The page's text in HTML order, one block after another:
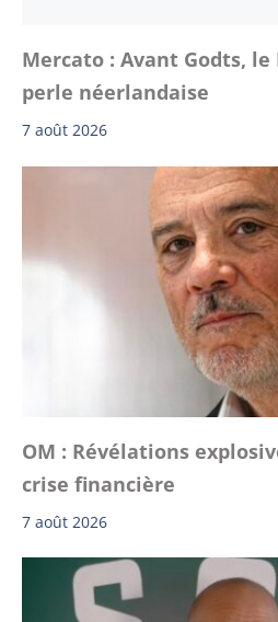
Mercato : Avant Godts, le
perle néerlandaise
7 août 2026
OM : Révélations
crise financière
7 août 2026